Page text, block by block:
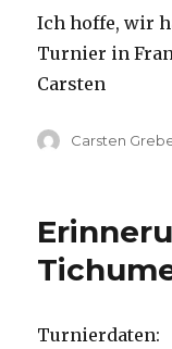
Ich hoffe, wir
Turnier in
Carsten
Autor
Carsten
Turnierdaten: